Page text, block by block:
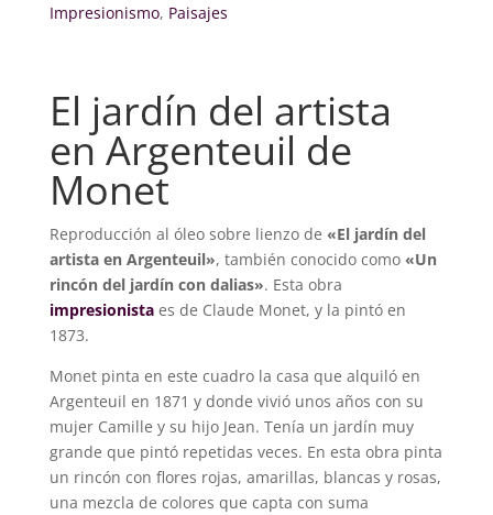
Argenteuil
Impresionismo, Paisajes
El jardín del artista
en Argenteuil de
Monet
Reproducción al óleo sobre lienzo de «El jardín del
artista en Argenteuil», también conocido como «Un
rincón del jardín con dalias». Esta obra
impresionista es de Claude Monet, y la pintó en
1873.
Monet pinta en este cuadro la casa que alquiló en
Argenteuil en 1871 y donde vivió unos años con su
mujer Camille y su hijo Jean. Tenía un jardín muy
grande que pintó repetidas veces. En esta obra pinta
un rincón con flores rojas, amarillas, blancas y rosas,
una mezcla de colores que capta con suma